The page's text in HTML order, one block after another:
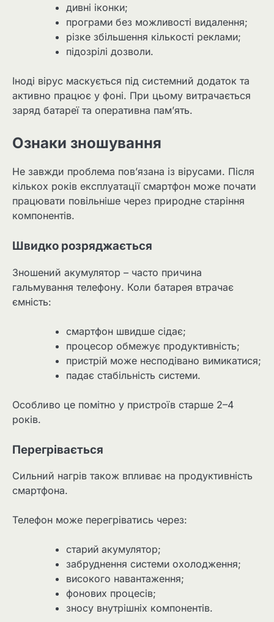
дивні іконки;
програми без можливості видалення;
різке збільшення кількості реклами;
підозрілі дозволи.
Іноді вірус маскується під системний додаток та
активно працює у фоні. При цьому витрачається
заряд батареї та оперативна пам’ять.
Ознаки зношування
Не завжди проблема пов’язана із вірусами. Після
кількох років експлуатації смартфон може почати
працювати повільніше через природне старіння
компонентів.
Швидко розряджається
Зношений акумулятор – часто причина
гальмування телефону. Коли батарея втрачає
ємність:
смартфон швидше сідає;
процесор обмежує продуктивність;
пристрій може несподівано вимикатися;
падає стабільність системи.
Особливо це помітно у пристроїв старше 2–4
років.
Перегрівається
Сильний нагрів також впливає на продуктивність
смартфона.
Телефон може перегріватись через:
старий акумулятор;
забруднення системи охолодження;
високого навантаження;
фонових процесів;
зносу внутрішніх компонентів.